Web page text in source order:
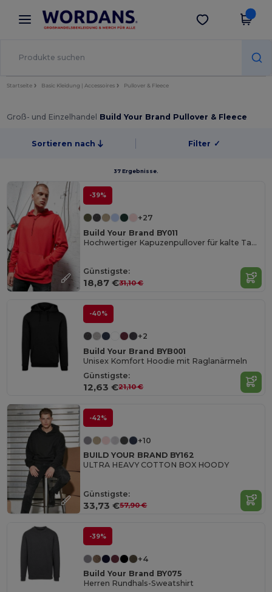
× Wordans App
Bessere Preise in der App!
App holen
Startseite Basic Kleidung | Accessoires Pullover & Fleece
Groß- und Einzelhandel Build Your Brand Pullover & Fleece
Sortieren nach Filter ✓
37 Ergebnisse.
-39%
+27
Build Your Brand BY011
Hochwertiger Kapuzenpullover für kalte Tage
Günstigste:
18,87 €31,10 €
-40%
+2
Build Your Brand BYB001
Unisex Komfort Hoodie mit Raglanärmeln
Günstigste:
12,63 €21,10 €
-42%
+10
BUILD YOUR BRAND BY162
ULTRA HEAVY COTTON BOX HOODY
Günstigste:
33,73 €57,90 €
-39%
+4
Build Your Brand BY075
Herren Rundhals-Sweatshirt